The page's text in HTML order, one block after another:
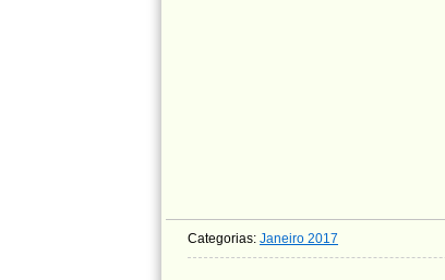
Categorias: Janeiro 2017